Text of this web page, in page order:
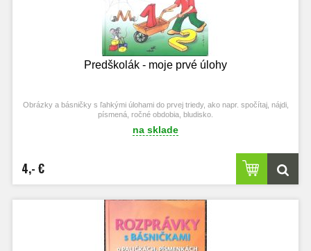
Predškolák - moje prvé úlohy
Obrázky a básničky s ľahkými úlohami do prvej triedy, ako napr. spočítaj, nájdi,
písmená, ročné obdobia, bludisko.
na sklade
4,- €